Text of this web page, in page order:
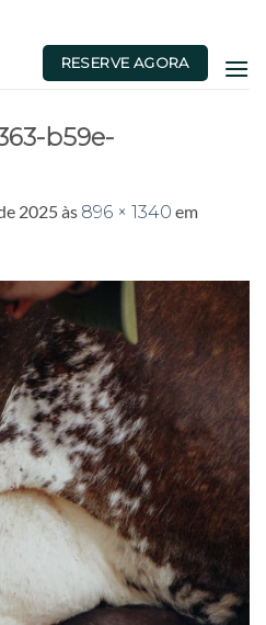
RESERVE AGORA
b59e-
2025às 896 × 1340 em